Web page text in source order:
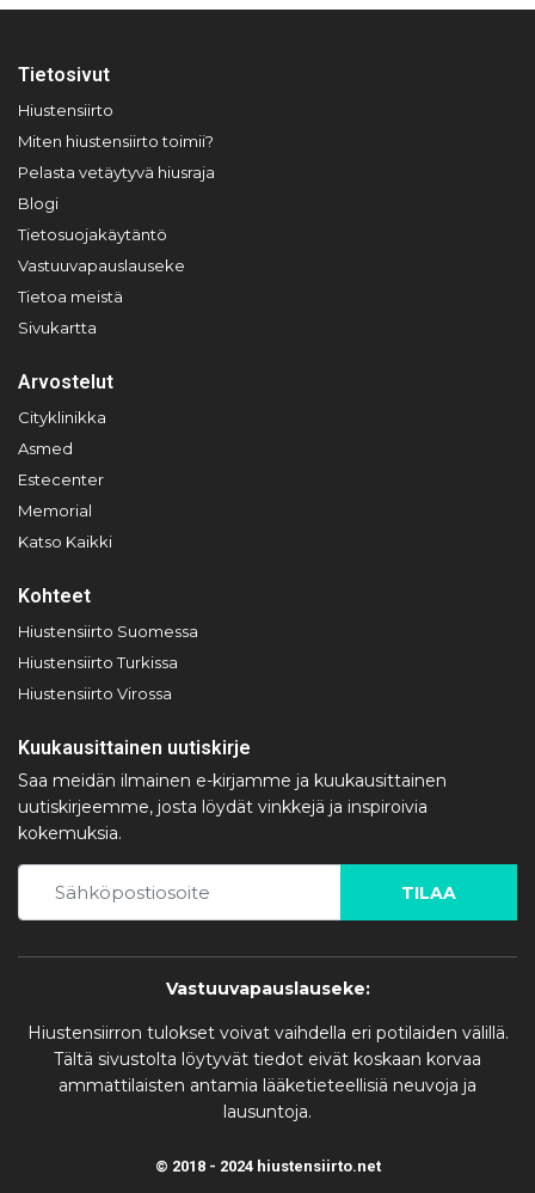
Tietosivut
Hiustensiirto
Miten hiustensiirto toimii?
Pelasta vetäytyvä hiusraja
Blogi
Tietosuojakäytäntö
Vastuuvapauslauseke
Tietoa meistä
Sivukartta
Arvostelut
Cityklinikka
Asmed
Estecenter
Memorial
Katso Kaikki
Kohteet
Hiustensiirto Suomessa
Hiustensiirto Turkissa
Hiustensiirto Virossa
Kuukausittainen uutiskirje
Saa meidän ilmainen e-kirjamme ja kuukausittainen
uutiskirjeemme, josta löydät vinkkejä ja inspiroivia
kokemuksia.
TILAA
Vastuuvapauslauseke:
Hiustensiirron tulokset voivat vaihdella eri potilaiden välillä.
Tältä sivustolta löytyvät tiedot eivät koskaan korvaa
ammattilaisten antamia lääketieteellisiä neuvoja ja
lausuntoja.
© 2018 - 2024 hiustensiirto.net